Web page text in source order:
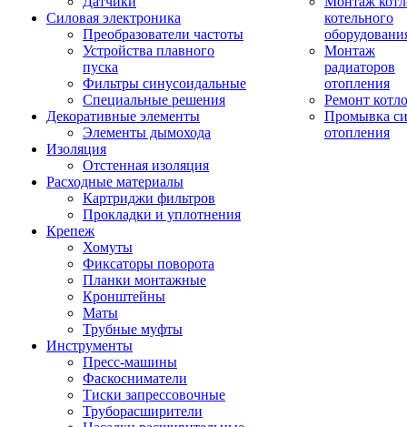
Силовая электроника
Преобразователи частоты
Устройства плавного
пуска
Фильтры синусоидальные
Специальные решения
Декоративные элементы
Элементы дымохода
Изоляция
Отстенная изоляция
Расходные материалы
Картриджи фильтров
Прокладки и уплотнения
Крепеж
Хомуты
Фиксаторы поворота
Планки монтажные
Кронштейны
Маты
Трубные муфты
Инструменты
Пресс-машины
Фаскосниматели
Тиски запрессовочные
Труборасширители
котельного
Монтаж
радиаторов
отопления
Ремонт
Промывка
отопления